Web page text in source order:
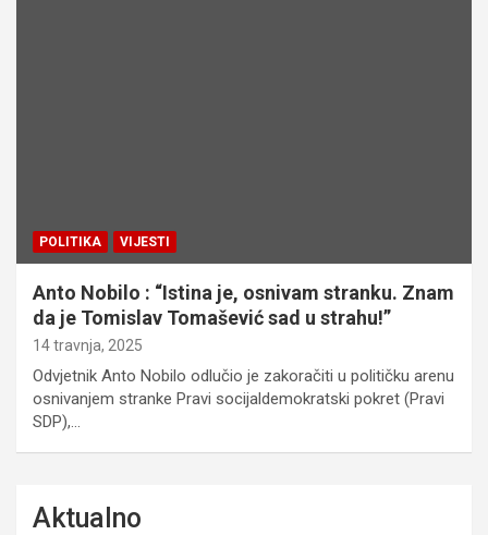
POLITIKA VIJESTI
Anto Nobilo : “Istina je, osnivam stranku. Znam
da je Tomislav Tomašević sad u strahu!”
14 travnja, 2025
Odvjetnik Anto Nobilo odlučio je zakoračiti u političku arenu
osnivanjem stranke Pravi socijaldemokratski pokret (Pravi
SDP),…
Aktualno